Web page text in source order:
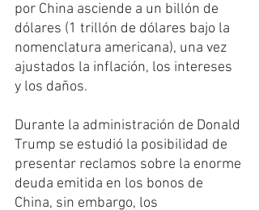
por China asciende a un billón de
dólares (1 trillón de dólares bajo la
nomenclatura americana), una vez
ajustados la inflación, los intereses
y los daños.
Durante la administración de Donald
Trump se estudió la posibilidad de
presentar reclamos sobre la enorme
deuda emitida en los bonos de
China, sin embargo, los